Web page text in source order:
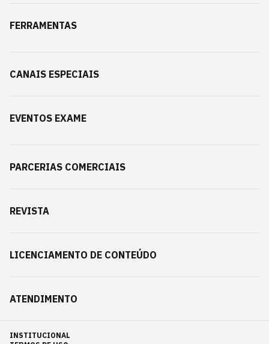
FERRAMENTAS
CANAIS ESPECIAIS
EVENTOS EXAME
PARCERIAS COMERCIAIS
REVISTA
LICENCIAMENTO DE CONTEÚDO
ATENDIMENTO
INSTITUCIONAL